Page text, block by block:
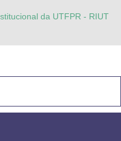
da UTFPR - RIUT